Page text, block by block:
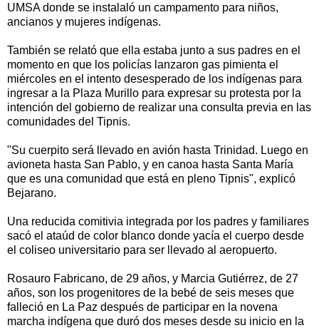
UMSA donde se instalaló un campamento para niños,
ancianos y mujeres indígenas.
También se relató que ella estaba junto a sus padres en el
momento en que los policías lanzaron gas pimienta el
miércoles en el intento desesperado de los indígenas para
ingresar a la Plaza Murillo para expresar su protesta por la
intención del gobierno de realizar una consulta previa en las
comunidades del Tipnis.
"Su cuerpito será llevado en avión hasta Trinidad. Luego en
avioneta hasta San Pablo, y en canoa hasta Santa María
que es una comunidad que está en pleno Tipnis", explicó
Bejarano.
Una reducida comitivia integrada por los padres y familiares
sacó el ataúd de color blanco donde yacía el cuerpo desde
el coliseo universitario para ser llevado al aeropuerto.
Rosauro Fabricano, de 29 años, y Marcia Gutiérrez, de 27
años, son los progenitores de la bebé de seis meses que
falleció en La Paz después de participar en la novena
marcha indígena que duró dos meses desde su inicio en la